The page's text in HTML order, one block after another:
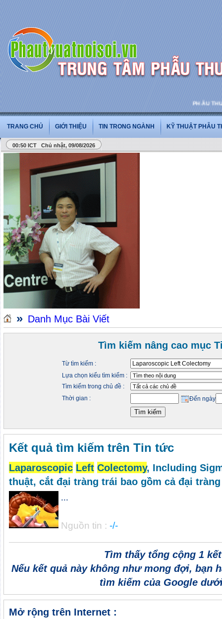
PHẪU
TRANG CHỦ GIỚI THIỆU TIN TRONG NGÀNH KỸ THUẬT PHẪU
00:50 ICT Chủ nhật, 09/08/2026
» Danh Mục Bài Viết
Tìm kiếm nâng cao mục
Từ tìm kiếm :
Lựa chọn kiểu tìm kiếm :
Tìm kiếm trong chủ đề :
Thời gian :
Đến ngày
Kết quả tìm kiếm trên Tin tức
Laparoscopic Left Colectomy, Including
thuật, cắt đại tràng trái bao gồm cả đại
...
Nguồn tin : -/-
Tìm thấy tổng cộng 1
Nếu kết quả này không như mong đợi, bạn
tìm kiếm của Google
Mở rộng trên Internet :